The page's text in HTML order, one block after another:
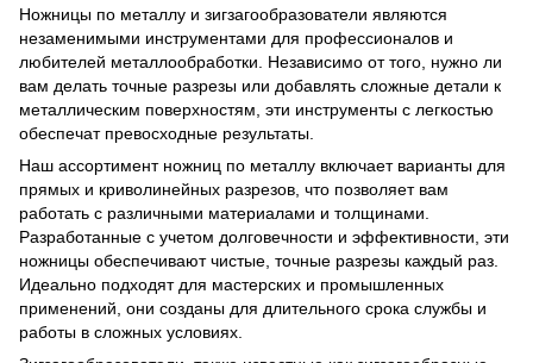
Ножницы по металлу и зигзагообразователи являются
незаменимыми инструментами для профессионалов и
любителей металлообработки. Независимо от того, нужно ли
вам делать точные разрезы или добавлять сложные детали к
металлическим поверхностям, эти инструменты с легкостью
обеспечат превосходные результаты.
Наш ассортимент ножниц по металлу включает варианты для
прямых и криволинейных разрезов, что позволяет вам
работать с различными материалами и толщинами.
Разработанные с учетом долговечности и эффективности, эти
ножницы обеспечивают чистые, точные разрезы каждый раз.
Идеально подходят для мастерских и промышленных
применений, они созданы для длительного срока службы и
работы в сложных условиях.